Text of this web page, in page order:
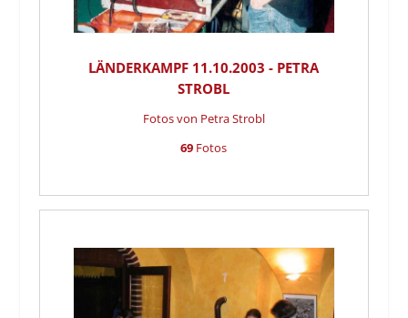
LÄNDERKAMPF 11.10.2003 - PETRA
STROBL
Fotos von Petra Strobl
69 Fotos